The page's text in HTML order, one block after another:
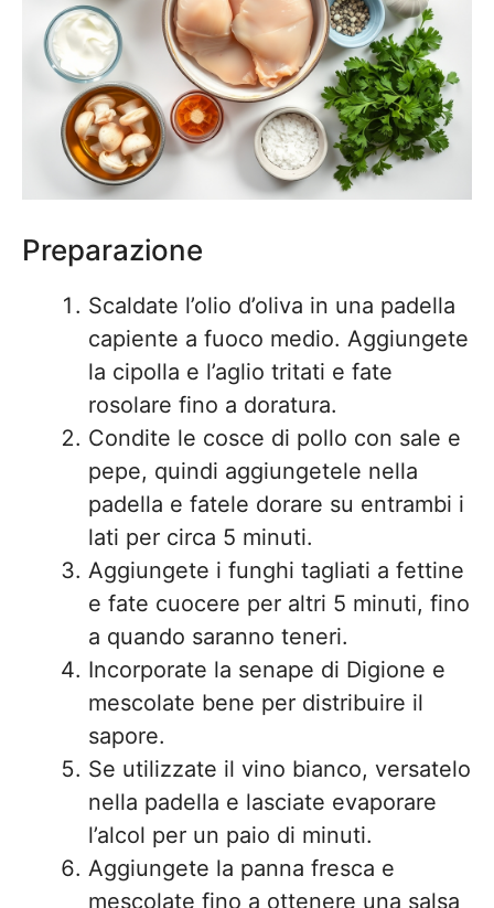
Preparazione
Scaldate l’olio d’oliva in una padella
capiente a fuoco medio. Aggiungete
la cipolla e l’aglio tritati e fate
rosolare fino a doratura.
Condite le cosce di pollo con sale e
pepe, quindi aggiungetele nella
padella e fatele dorare su entrambi i
lati per circa 5 minuti.
Aggiungete i funghi tagliati a fettine
e fate cuocere per altri 5 minuti, fino
a quando saranno teneri.
Incorporate la senape di Digione e
mescolate bene per distribuire il
sapore.
Se utilizzate il vino bianco, versatelo
nella padella e lasciate evaporare
l’alcol per un paio di minuti.
Aggiungete la panna fresca e
mescolate fino a ottenere una salsa